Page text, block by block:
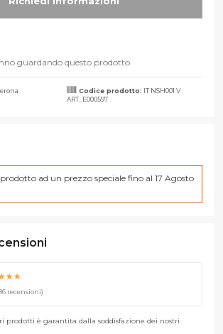
guardando questo prodotto
Codice prodotto: IT NSH001 V
ART_E000597
ad un prezzo speciale fino al 17 Agosto
recensioni)
prodotti è garantita dalla soddisfazione dei nostri